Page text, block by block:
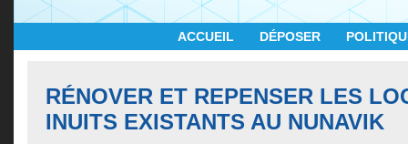
ACCUEIL DÉPOSER
RÉNOVER ET REPENSER LES
INUITS EXISTANTS AU NUNAVIK